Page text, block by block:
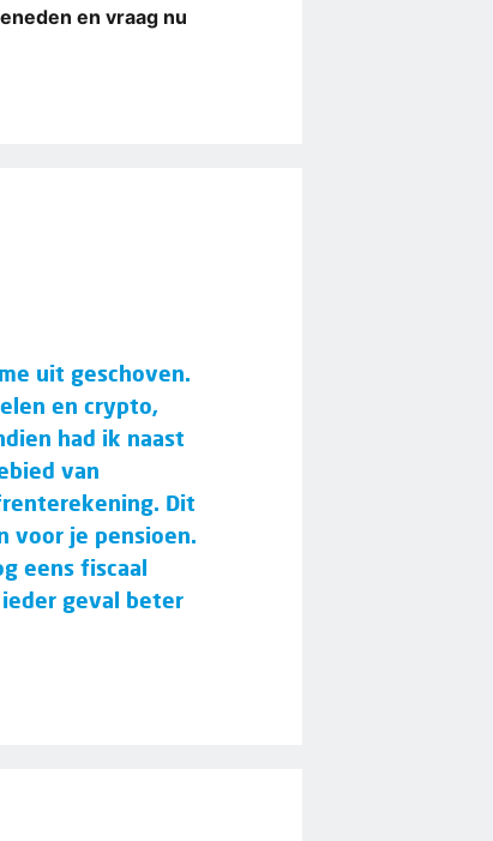
en vraag nu
uit geschoven.
en crypto,
had ik naast
van
Dit
voor je pensioen.
eens fiscaal
geval beter